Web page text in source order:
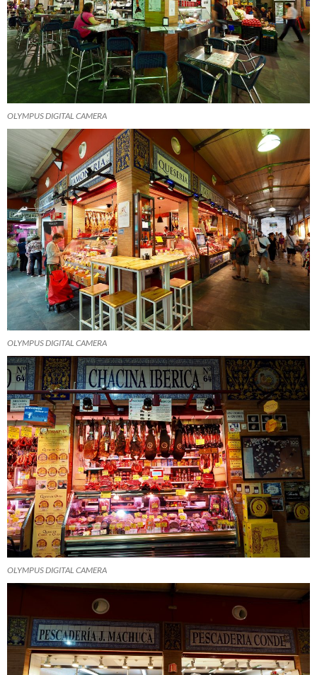
OLYMPUS DIGITAL CAMERA
OLYMPUS DIGITAL CAMERA
OLYMPUS DIGITAL CAMERA